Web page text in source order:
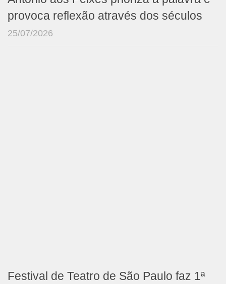
provoca reflexão através dos séculos
25/07/2026
Festival de Teatro de São Paulo faz 1ª